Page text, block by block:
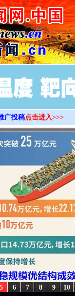
>
广投稿点击进入>>>
10
9
8
7
6
5